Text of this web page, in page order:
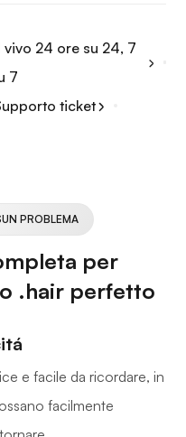
24 ore su 24, 7
7
ticket
PROBLEMA
per
.hair perfetto
e facile da ricordare, in
facilmente